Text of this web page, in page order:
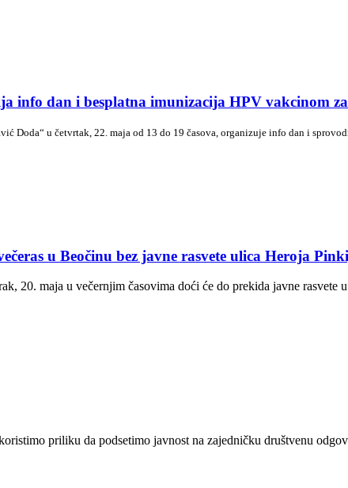
info dan i besplatna imunizacija HPV vakcinom
Doda“ u četvrtak, 22. maja od 13 do 19 časova, organizuje info dan i
u Beočinu bez javne rasvete ulica Heroja
20. maja u večernjim časovima doći će do prekida javne
priliku da podsetimo javnost na zajedničku društvenu